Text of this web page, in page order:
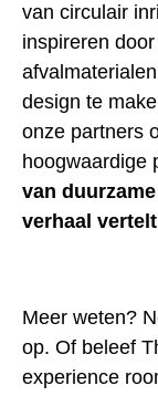
van circulair
inspireren
design te
onze partners
hoogwaardige
van
verhaal
Meer weten?
op. Of beleef
experience